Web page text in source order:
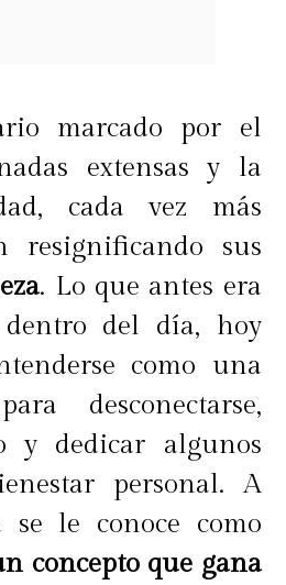
marcado por el
extensas y la
cada vez más
resignificando sus
. Lo que antes era
del día, hoy
como una
desconectarse,
y dedicar algunos
personal. A
se le conoce como
concepto que gana